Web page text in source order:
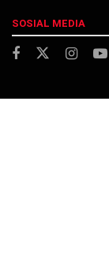
SOSIAL MEDIA